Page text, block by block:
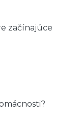
začínajúce